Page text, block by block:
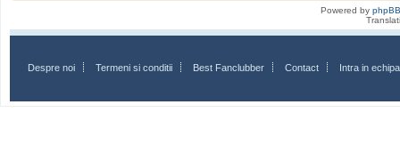
Powered by phpBB
Despre noi Termeni si conditii Best Fanclubber Contact Intra in